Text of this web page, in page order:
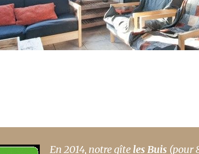
En 2014, notre gîte les Buis (pour